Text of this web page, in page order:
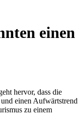
einen
hervor, dass die
einen Aufwärtstrend
zu einem